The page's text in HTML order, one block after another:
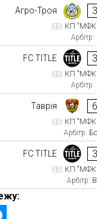
Агро-Троя 3
КП "МФК"
Арбітр:
FC TITLE 3
КП "МФК"
Арбітр:
Таврія 6
КП "МФК"
Арбітр:
FC TITLE 3
КП "МФК"
Арбітр: